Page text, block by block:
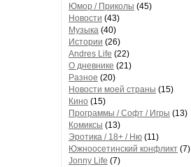
Юмор / Приколы (45)
Новости (43)
Музыка (40)
Истории (26)
Andres Life (22)
О дневнике (21)
Разное (20)
Новости моей страны (15)
Кино (15)
Программы / Софт / Игры (13)
Комиксы (13)
Эротика / 18+ / Ню (11)
Южноосетинский конфликт (7)
Jonny Life (7)